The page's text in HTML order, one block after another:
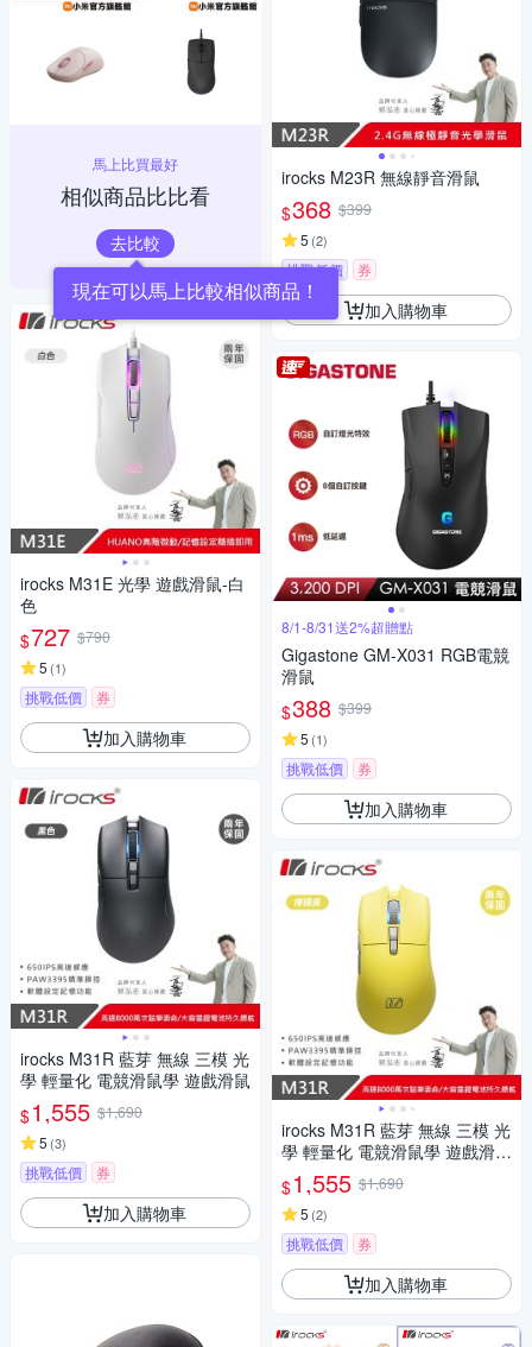
馬上比買最好
相似商品比比看
去比較
現在可以馬上比較相似商品！
irocks M31E 光學 遊戲滑鼠-白
色
$727 $790
5 (1)
挑戰低價 券
加入購物車
irocks M31R 藍芽 無線 三模 光
學 輕量化 電競滑鼠學 遊戲滑鼠
$1,555 $1,690
5 (3)
挑戰低價 券
加入購物車
irocks M23R 無線靜音滑鼠
$368 $399
5 (2)
挑戰低價 券
加入購物車
8/1-8/31送2%超贈點
Gigastone GM-X031 RGB電競
滑鼠
$388 $399
5 (1)
挑戰低價 券
加入購物車
irocks M31R 藍芽 無線 三模 光
學 輕量化 電競滑鼠學 遊戲滑鼠
黃色
$1,555 $1,690
5 (2)
挑戰低價 券
加入購物車